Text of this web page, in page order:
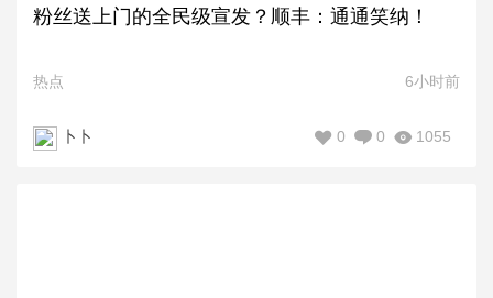
粉丝送上门的全民级宣发？顺丰：通通笑纳！
热点 6小时前
卜卜 1055
0
0